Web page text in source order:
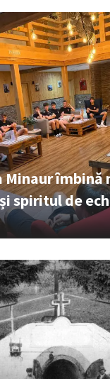
Minaur îmbină
spiritul de